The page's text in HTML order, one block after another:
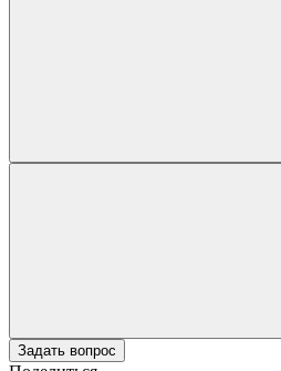
Задать вопрос